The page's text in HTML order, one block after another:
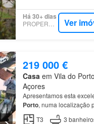
Há 30+ dias
PROPERSTAR Ver
219 000 €
Casa em Vila do
Açores
Apresentamos esta
Porto, numa localização
beneficia uma
T3 3